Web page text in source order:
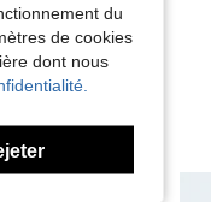
du
de cookies
dont nous